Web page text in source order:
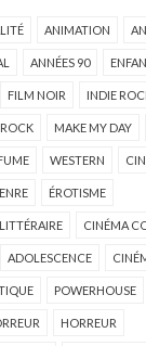
ANIMATION
ANNÉES 90
FILM NOIR INDIE
ROCK MAKE MY DAY
WESTERN
ÉROTISME
CINÉMA
ADOLESCENCE
POWERHOUSE
HORREUR